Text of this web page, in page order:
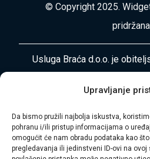
Upravljanje
Da bismo pružili najbolja iskustva,
pohranu i/ili pristup informacijama o
omogućit će nam obradu podataka kao
pregledavanja ili jedinstveni ID-ovi na
© Copyright 2025.
Usluga Braća d.o.o. je
otpada, čišćenja i
Primorsko-goranske
vaša bezbrižnost i